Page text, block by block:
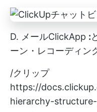
D. メールClickApp :
ーン・レコーディン
/クリップ
https://
hierarchy-structure-